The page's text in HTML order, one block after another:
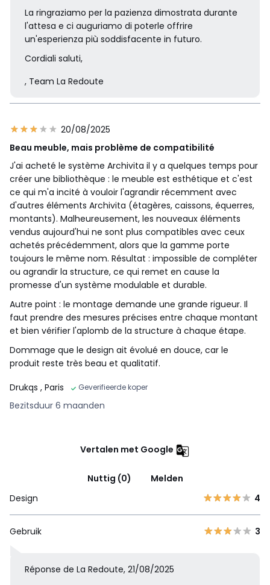
La ringraziamo per la pazienza dimostrata durante
l'attesa e ci auguriamo di poterle offrire
un'esperienza più soddisfacente in futuro.
Cordiali saluti,
, Team La Redoute
20/08/2025
Beau meuble, mais problème de compatibilité
J'ai acheté le système Archivita il y a quelques temps pour
créer une bibliothèque : le meuble est esthétique et c'est
ce qui m'a incité à vouloir l'agrandir récemment avec
d'autres éléments Archivita (étagères, caissons, équerres,
montants). Malheureusement, les nouveaux éléments
vendus aujourd'hui ne sont plus compatibles avec ceux
achetés précédemment, alors que la gamme porte
toujours le même nom. Résultat : impossible de compléter
ou agrandir la structure, ce qui remet en cause la
promesse d'un système modulable et durable.
Autre point : le montage demande une grande rigueur. Il
faut prendre des mesures précises entre chaque montant
et bien vérifier l'aplomb de la structure à chaque étape.
Dommage que le design ait évolué en douce, car le
produit reste très beau et qualitatif.
Drukqs , Paris Geverifieerde koper
Bezitsduur 6 maanden
Vertalen met Google
Nuttig (0)
Melden
Design
4
Gebruik 3
Réponse de La Redoute, 21/08/2025